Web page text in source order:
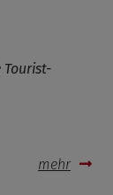
mehr